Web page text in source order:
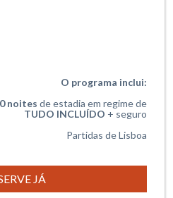
O programa inclui:
noites de estadia em regime de
TUDO INCLUÍDO + seguro
Partidas de Lisboa
JÁ